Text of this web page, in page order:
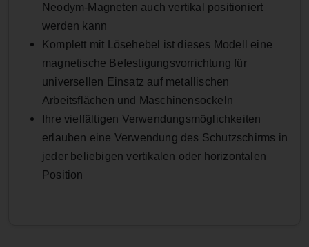
Neodym-Magneten auch vertikal positioniert
werden kann
Komplett mit Lösehebel ist dieses Modell eine
magnetische Befestigungsvorrichtung für
universellen Einsatz auf metallischen
Arbeitsflächen und Maschinensockeln
Ihre vielfältigen Verwendungsmöglichkeiten
erlauben eine Verwendung des Schutzschirms in
jeder beliebigen vertikalen oder horizontalen
Position